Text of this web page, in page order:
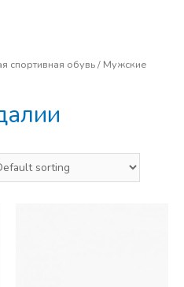
спортивная обувь/ Мужские